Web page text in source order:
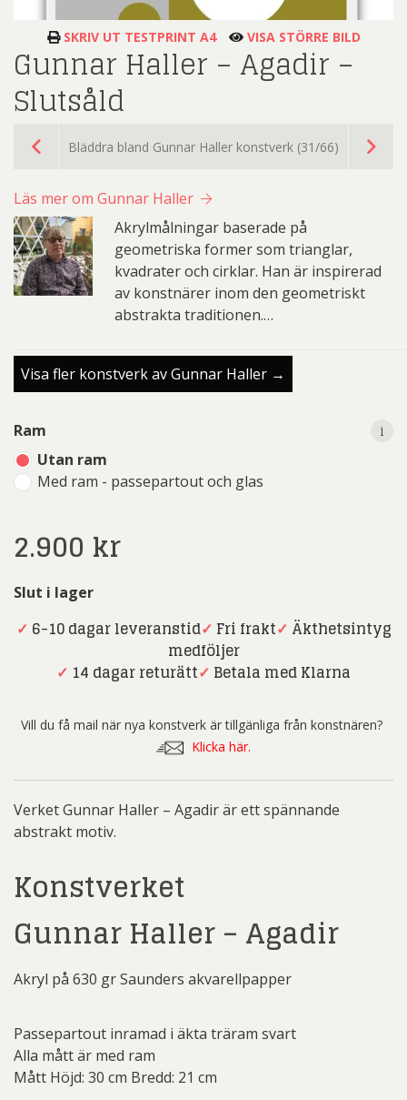
SKRIV UT TESTPRINT A4 VISA STÖRRE BILD
Gunnar Haller – Agadir –
Slutsåld
Bläddra bland Gunnar Haller konstverk (31/66)
Läs mer om Gunnar Haller
Akrylmålningar baserade på
geometriska former som trianglar,
kvadrater och cirklar. Han är inspirerad
av konstnärer inom den geometriskt
abstrakta traditionen.…
Visa fler konstverk av Gunnar Haller →
Ram
Utan ram
Med ram - passepartout och glas
i
2.900 kr
Slut i lager
✓ 6-10 dagar leveranstid✓ Fri frakt✓ Äkthetsintyg
medföljer
✓ 14 dagar returätt✓ Betala med Klarna
Vill du få mail när nya konstverk är tillgänliga från konstnären?
Klicka här.
Verket Gunnar Haller – Agadir är ett spännande
abstrakt motiv.
Konstverket
Gunnar Haller – Agadir
Akryl på 630 gr Saunders akvarellpapper
Passepartout inramad i äkta träram svart
Alla mått är med ram
Mått Höjd: 30 cm Bredd: 21 cm